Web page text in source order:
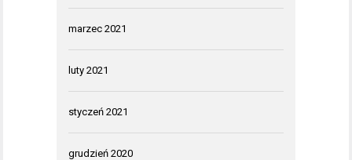
marzec 2021
luty 2021
styczeń 2021
grudzień 2020